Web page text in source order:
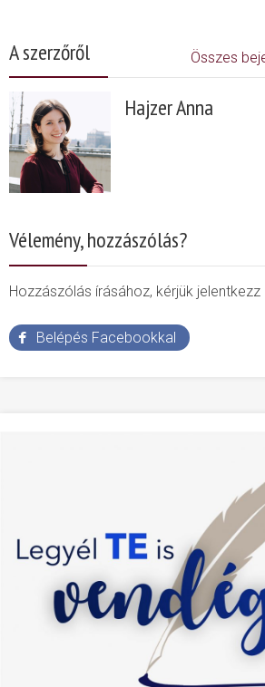
A szerzőről Összes
Hajzer Anna
Vélemény, hozzászólás?
Hozzászólás írásához, kérjük jelentkezz
Belépés Facebookkal